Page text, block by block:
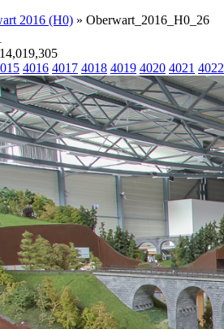
2016 (H0) » Oberwart_2016_H0_26
4016 4017 4018 4019 4020 4021 4022